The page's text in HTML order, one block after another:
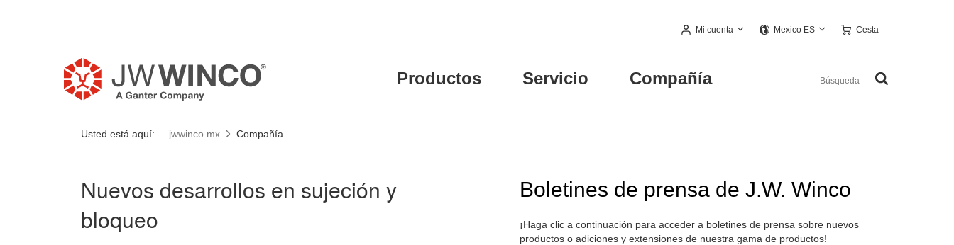
Mi cuenta Mexico ES Cesta
Productos Servicio Compañía
Usted está aquí: jwwinco.mx Compañía
Nuevos desarrollos en sujeción y
bloqueo
Boletines de prensa de J.W. Winco
¡Haga clic a continuación para acceder a boletines de prensa sobre nuevos
productos o adiciones y extensiones de nuestra gama de productos!